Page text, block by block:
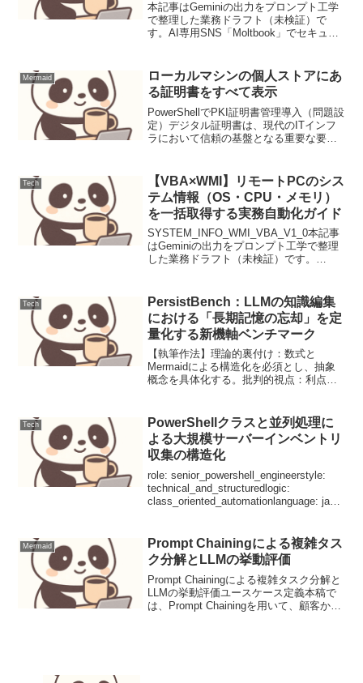
本記事はGeminiの出力をプロンプト工学
で整理した業務ドラフト（未検証）で
す。AI専用SNS「Moltbook」でセキュリ
るSNS「Moltbook」にて、ユー...
Mermaid
ローカルマシンの個人ストアにあ
る証明書をすべて表示
PowerShellでPKI証明書管理導入（問題設
定）デジタル証明書は、現代のITインフ
ラにおいて信頼の基盤となる重要な要素
その用途は多岐にわたります。Wind...
Tech
【VBA×WMI】リモートPCのシス
テム情報（OS・CPU・メモリ）
を一括取得する実務自動化ガイド
SYSTEM_INFO_WMI_VBA_V1_0本記事
はGeminiの出力をプロンプト工学で整理
した業務ドラフト（未検証）です。
実務自動化ガイド【背景と目的】...
Tech
PersistBench：LLMの知識編集
における「長期記憶の忘却」を定
量化する新機軸ベンチマーク
【執筆作法】理論的裏付け：数式と
Mermaidによる構造化を必須とし、抽象
概念を具体化する。批判的視点：利点だ
arXiv IDやGitHubリポジトリへのポインタ
を示唆。構...
Tech
PowerShellクラスと並列処理に
よる大規模サーバーインベントリ
収集の構造化
role: senior_powershell_engineerstyle:
technical_and_structuredlogic:
class_oriented_automationlanguage: ja本
Mermaid
Prompt Chainingによる複雑タス
ク分解とLLMの挙動評価
Prompt Chainingによる複雑タスク分解と
LLMの挙動評価ユースケース定義本稿で
は、Prompt Chainingを用いて、顧客から